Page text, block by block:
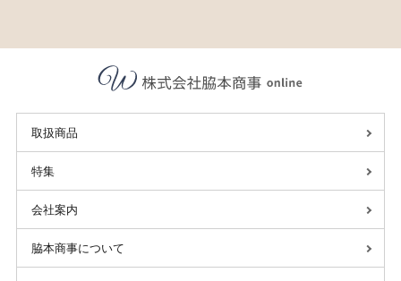
取扱商品
特集
会社案内
脇本商事について